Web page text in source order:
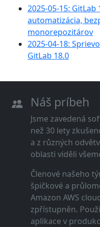
2025-05-15: GitLab
automatizácia,
monorepozitárov
2025-04-18:
GitLab 18.0
Náš príbeh
Jsme zavedená
než 30 lety
a z různých
oblasti viděli
Členové našeho
špičkové a
Amazon AWS
zpřístupněn.
aplikace v